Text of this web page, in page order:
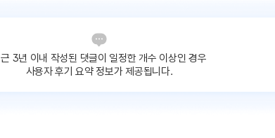
3년 이내 작성된 댓글이 일정한 개수 이상인 경우
사용자 후기 요약 정보가 제공됩니다.